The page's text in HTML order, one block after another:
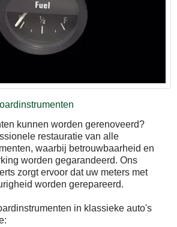
kunnen worden gerenoveerd?
restauratie van alle
waarbij betrouwbaarheid en
worden gegarandeerd. Ons
zorgt ervoor dat uw meters met
worden gerepareerd.
in klassieke auto's